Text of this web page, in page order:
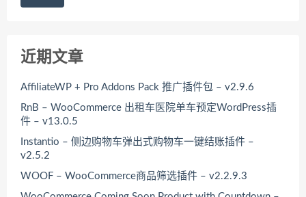
近期文章
AffiliateWP + Pro Addons Pack 推广插件包 – v2.9.6
RnB – WooCommerce 出租车医院单车预定WordPress插
件 – v13.0.5
Instantio – 侧边购物车弹出式购物车一键结账插件 –
v2.5.2
WOOF – WooCommerce商品筛选插件 – v2.2.9.3